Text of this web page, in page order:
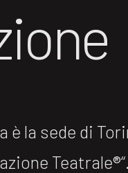
è la sede di
Teatrale®️“.